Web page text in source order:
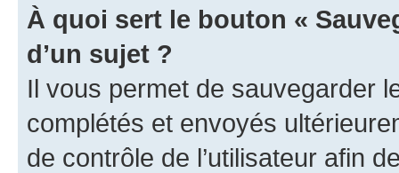
À quoi sert le bouton «
d’un sujet ?
Il vous permet de sauvegarder
complétés et envoyés
de contrôle de l’utilisateur afin